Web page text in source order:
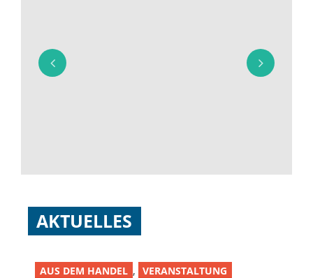
AKTUELLES
AUS DEM HANDEL , VERANSTALTUNG